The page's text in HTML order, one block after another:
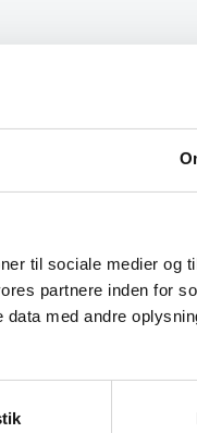
til sociale medier og
partnere inden for
med andre